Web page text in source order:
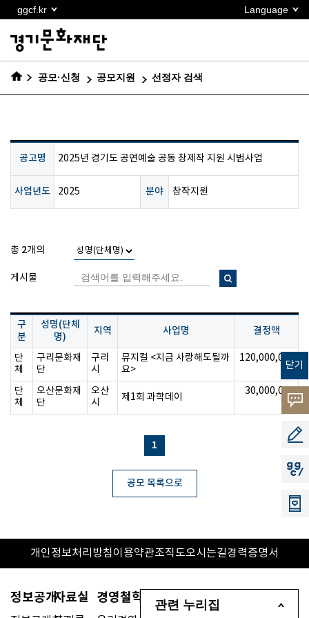
바로가기
ggcf.kr Language
닫기
고객의
소리
공모
지지
공모·신청 공모지원 선정자 검색
공고명 2025년 경기도 공연예술 공동 창제작 지원 시범사업
사업년도 2025 분야 창작지원
총 2개의
게시물
구
분
성명(단체
명)
지역 사업명 결정액
단
체
구리문화재
단
구리
시
뮤지컬 <지금 사랑해도될까
요>
120,000,000
원
단
체
오산문화재
단
오산
시
제1회 과학데이
30,000,000
원
1
공모 목록으로
개인정보처리방침이용약관조직도오시는길경력증명서
정보공개자료실 경영철학 관련 누리집